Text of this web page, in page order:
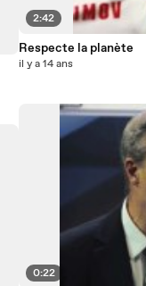
2:42
Respecte la planète
il y a 14 ans
0:22